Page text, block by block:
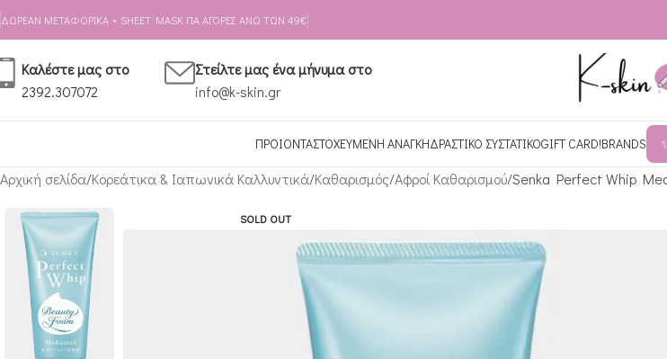
Skip to navigation
Skip to main content
ΔΩΡΕΑΝ ΜΕΤΑΦΟΡΙΚΑ + SHEET MASK ΓΙΑ ΑΓΟΡΕΣ ΑΝΩ ΤΩΝ 49€
Καλέστε μας στο
2392.307072
Στείλτε μας ένα μήνυμα στο
info@k-skin.gr
ΠΡΟΙΟΝΤΑΣΤΟΧΕΥΜΕΝΗ ΑΝΑΓΚΗΔΡΑΣΤΙΚΟ ΣΥΣΤΑΤΙΚΟGIFT CARD!BRANDS
Αρχική σελίδα Κορεάτικα & Ιαπωνικά Καλλυντικά Καθαρισμός Αφροί Καθαρισμού Senka Perfect Whip
SOLD OUT